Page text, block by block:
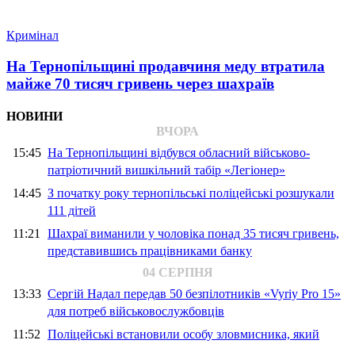
Кримінал
На Тернопільщині продавчиня меду втратила
майже 70 тисяч гривень через шахраїв
НОВИНИ
ВЧОРА
15:45 На Тернопільщині відбувся обласний військово-
патріотичний вишкільний табір «Легіонер»
14:45 З початку року тернопільські поліцейські розшукали
111 дітей
11:21 Шахраї виманили у чоловіка понад 35 тисяч гривень,
представившись працівниками банку
04 СЕРПНЯ
13:33 Сергій Надал передав 50 безпілотників «Vyriy Pro 15»
для потреб військовослужбовців
11:52 Поліцейські встановили особу зловмисника, який